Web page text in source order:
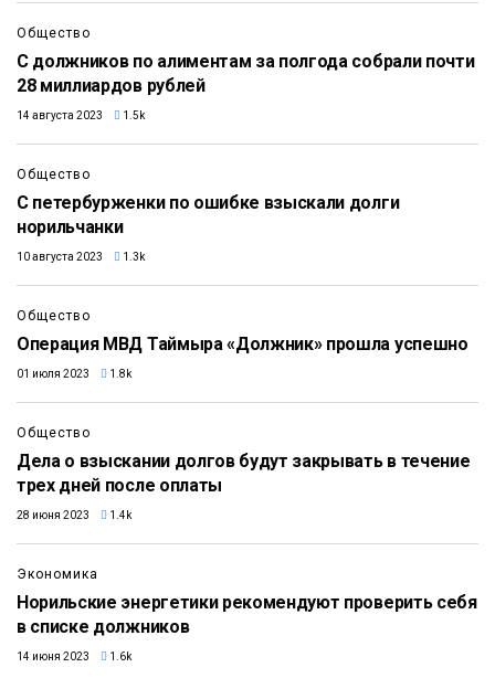
Общество
С должников по алиментам за полгода собрали почти
28 миллиардов рублей
14 августа 2023 1.5k
Общество
С петербурженки по ошибке взыскали долги
норильчанки
10 августа 2023 1.3k
Общество
Операция МВД Таймыра «Должник» прошла успешно
01 июля 2023 1.8k
Общество
Дела о взыскании долгов будут закрывать в течение
трех дней после оплаты
28 июня 2023 1.4k
Экономика
Норильские энергетики рекомендуют проверить себя
в списке должников
14 июня 2023 1.6k